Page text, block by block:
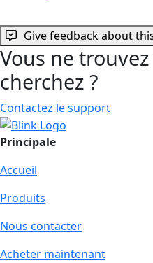
Give feedback about
Vous ne
cherchez ?
Contactez le support
Principale
Accueil
Produits
Nous contacter
Acheter maintenant